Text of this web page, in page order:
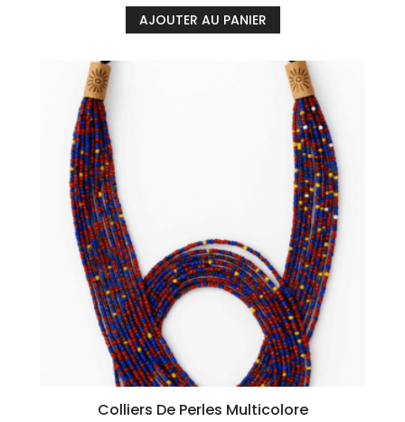
AJOUTER AU PANIER
Colliers De Perles Multicolore